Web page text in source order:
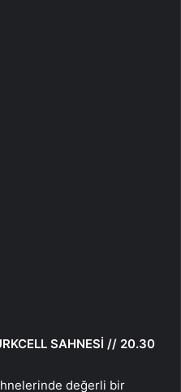
SAHNESİ // 20.30
değerli bir